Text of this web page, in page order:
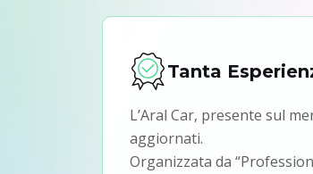
Tanta
L’Aral Car, presente sul
aggiornati.
Organizzata da